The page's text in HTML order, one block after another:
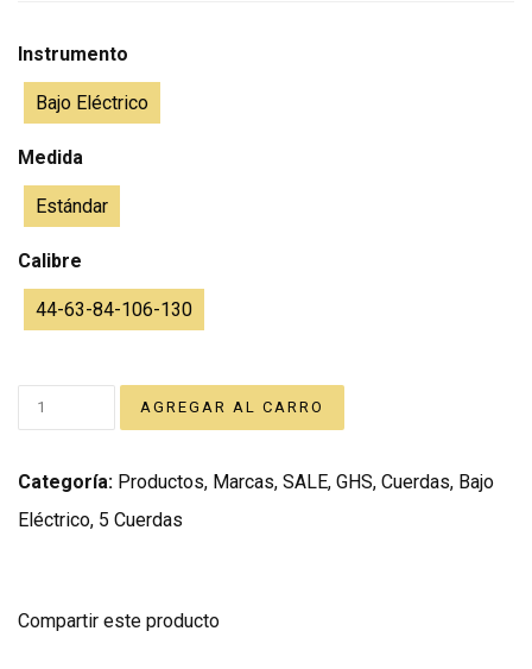
Instrumento
Bajo Eléctrico
Medida
Estándar
Calibre
44-63-84-106-130
Categoría: Productos, Marcas, SALE, GHS, Cuerdas, Bajo
Eléctrico, 5 Cuerdas
Compartir este producto